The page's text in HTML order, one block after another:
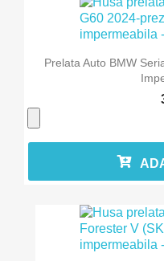
Prelata Auto BMW